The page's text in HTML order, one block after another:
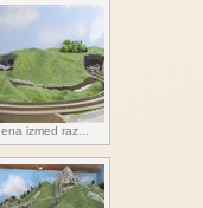
ena izmed raz...